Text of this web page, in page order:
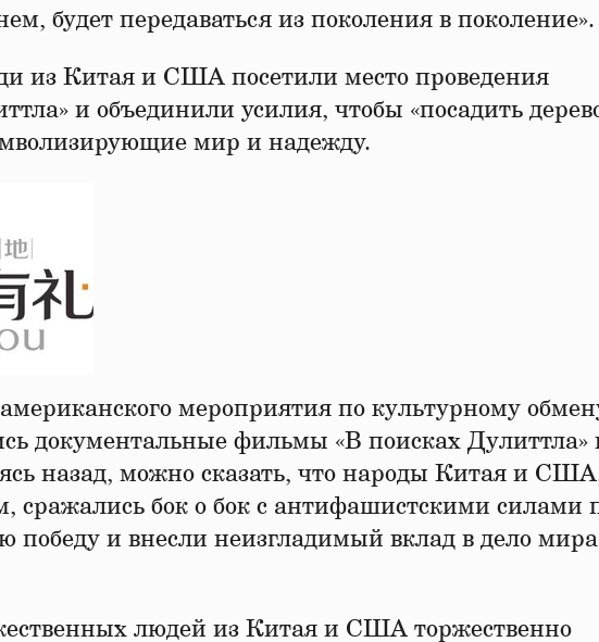
будет передаваться из поколения в поколение».
из Китая и США посетили место проведения
и объединили усилия, чтобы «посадить
мир и надежду.
мероприятия по культурному
документальные фильмы «В поисках Дулиттла»
назад, можно сказать, что народы Китая и
сражались бок о бок с антифашистскими силами
победу и внесли неизгладимый вклад в дело
людей из Китая и США торжественно